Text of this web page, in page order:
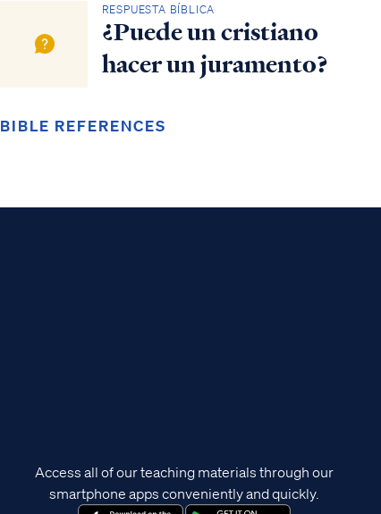
RESPUESTA BÍBLICA
¿Puede un cristiano
hacer un juramento?
BIBLE REFERENCES
Access all of our teaching materials through our
smartphone apps conveniently and quickly.